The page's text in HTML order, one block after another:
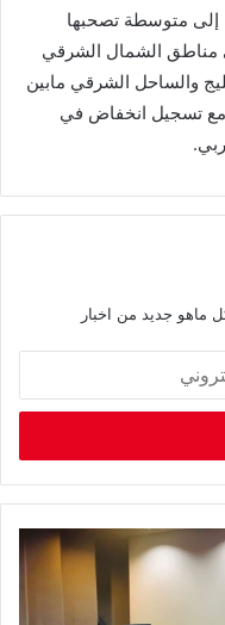
إلى متوسطة تصحبها
الشمال الشرقي
والساحل الشرقي مابين
و باقي مناطق البلاد “30،38” مع تسجيل انخفاض في
ماهو جديد من اخبار